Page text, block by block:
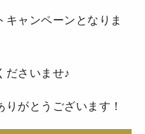
ャンペーンとなりま
ださいませ♪
がとうございます！